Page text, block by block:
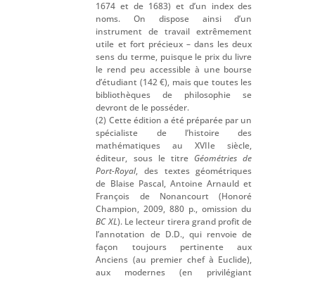
1674 et de 1683) et d’un index des
noms. On dispose ainsi d’un
instrument de travail extrêmement
utile et fort précieux – dans les deux
sens du terme, puisque le prix du livre
le rend peu accessible à une bourse
d’étudiant (142 €), mais que toutes les
bibliothèques de philosophie se
devront de le posséder.
(2) Cette édition a été préparée par un
spécialiste de l’histoire des
mathématiques au XVIIe siècle,
éditeur, sous le titre Géométries de
Port-Royal, des textes géométriques
de Blaise Pascal, Antoine Arnauld et
François de Nonancourt (Honoré
Champion, 2009, 880 p., omission du
BC XL). Le lecteur tirera grand profit de
l’annotation de D.D., qui renvoie de
façon toujours pertinente aux
Anciens (au premier chef à Euclide),
aux modernes (en privilégiant